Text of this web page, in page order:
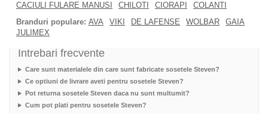
CACIULI FULARE MANUSI
CHILOTI CIORAPI
COLANTI
Branduri populare: AVA VIKI DE LAFENSE WOLBAR
GAIA
JULIMEX
Intrebari frecvente
Care sunt materialele din care sunt fabricate sosetele Steven?
Ce optiuni de livrare aveti pentru sosetele Steven?
Pot returna sosetele Steven daca nu sunt multumit?
Cum pot plati pentru sosetele Steven?